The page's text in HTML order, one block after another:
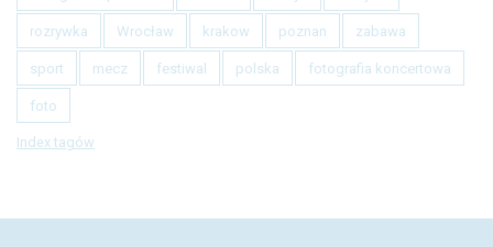
rozrywka Wrocław krakow poznan zabawa
sport mecz festiwal polska fotografia koncertowa
foto
Index tagów